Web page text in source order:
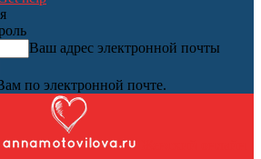
Ваш адрес электронной почты
по электронной почте.